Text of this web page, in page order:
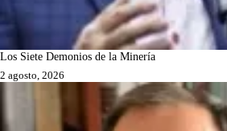
Los Siete Demonios de la Minería
2 agosto, 2026